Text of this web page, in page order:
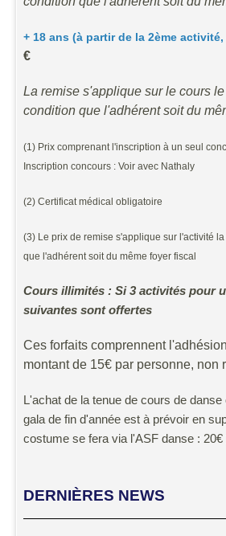
+ 18 ans (à partir de la 2ème
€
La remise s'applique sur le cours
condition que l'adhérent soit du
(1) Prix comprenant l'inscription à un seul
Inscription concours : Voir avec Nathaly
(2) Certificat médical obligatoire
(3) Le prix de remise s'applique sur l'activité
que l'adhérent soit du même foyer fiscal
Cours illimités : Si 3 activités pour
suivantes sont offertes
Ces forfaits comprennent
montant de 15€ par personne, non
L'achat de la tenue de cours de
gala de fin d'année est à prévoir en
costume se fera via l'ASF danse : 20€
DERNIÈRES NEWS